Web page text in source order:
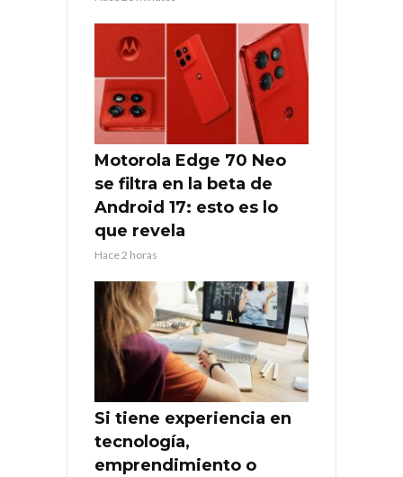
Motorola Edge 70 Neo
se filtra en la beta de
Android 17: esto es lo
que revela
Hace 2 horas
Si tiene experiencia en
tecnología,
emprendimiento o